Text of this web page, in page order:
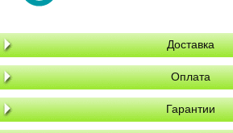
Доставка
Оплата
Гарантии